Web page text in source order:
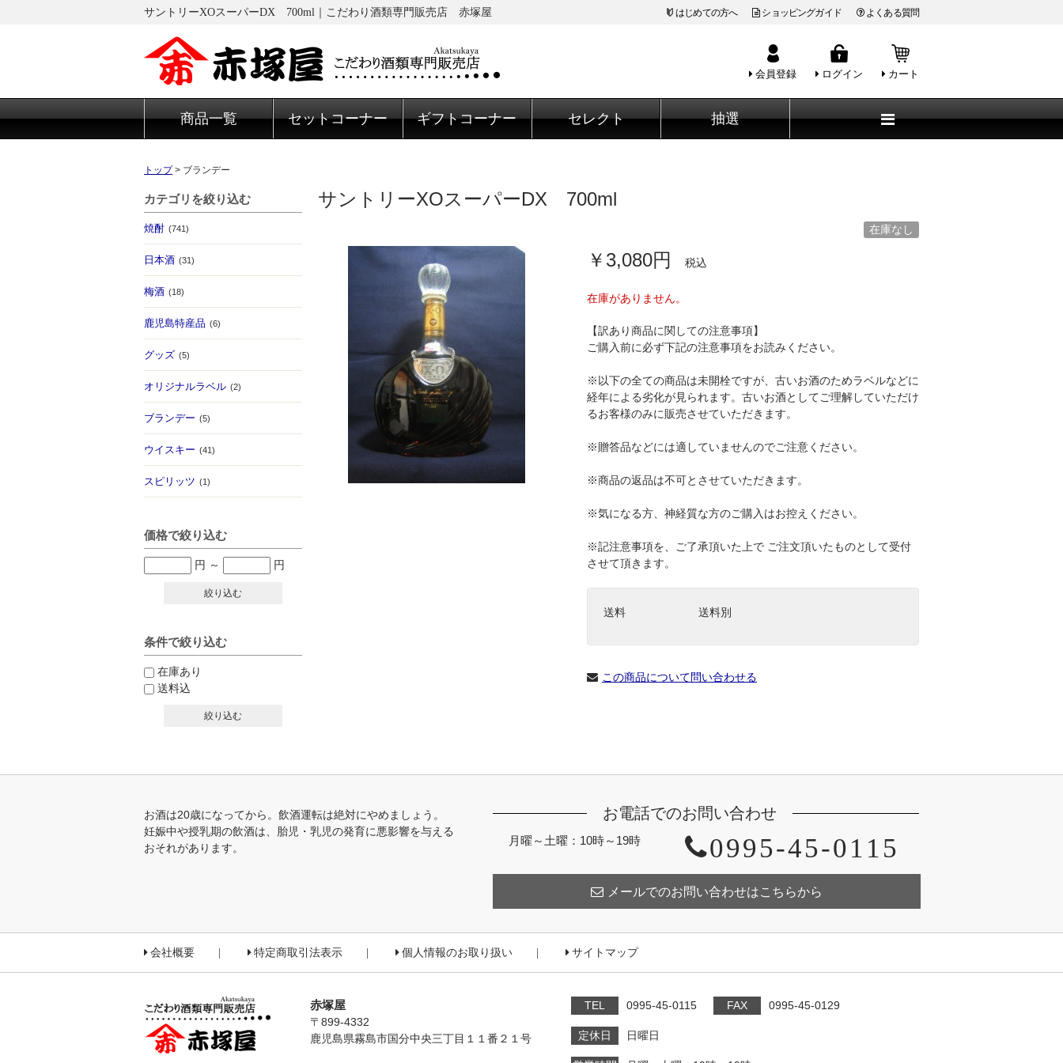
サントリーXOスーパーDX 700ml｜こだわり酒類専門販売店 赤塚屋 はじめての方へ ショッピングガイド よくある質問
会員登録 ログイン カート
商品一覧 セットコーナー ギフトコーナー セレクト 抽選
トップ> ブランデー
カテゴリを絞り込む
焼酎 (741)
日本酒 (31)
梅酒 (18)
鹿児島特産品 (6)
グッズ (5)
オリジナルラベル (2)
ブランデー (5)
ウイスキー (41)
スピリッツ (1)
価格で絞り込む
円 ～ 円
絞り込む
条件で絞り込む
在庫あり
送料込
絞り込む
サントリーXOスーパーDX 700ml
在庫なし
￥3,080円 税込
在庫がありません。
【訳あり商品に関しての注意事項】
ご購入前に必ず下記の注意事項をお読みください。
※以下の全ての商品は未開栓ですが、古いお酒のためラベルなどに
経年による劣化が見られます。古いお酒としてご理解していただけ
るお客様のみに販売させていただきます。
※贈答品などには適していませんのでご注意ください。
※商品の返品は不可とさせていただきます。
※気になる方、神経質な方のご購入はお控えください。
※記注意事項を、ご了承頂いた上で ご注文頂いたものとして受付
させて頂きます。
送料 送料別
この商品について問い合わせる
お酒は20歳になってから。飲酒運転は絶対にやめましょう。
妊娠中や授乳期の飲酒は、胎児・乳児の発育に悪影響を与える
おそれがあります。
お電話でのお問い合わせ
月曜～土曜：10時～19時 0995-45-0115
メールでのお問い合わせはこちらから
会社概要 特定商取引法表示 個人情報のお取り扱い サイトマップ
赤塚屋
〒899-4332
鹿児島県霧島市国分中央三丁目１１番２１号
TEL 0995-45-0115 FAX 0995-45-0129
定休日 日曜日